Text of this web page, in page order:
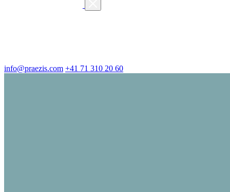
info@praezis.com +41 71 310 20 60